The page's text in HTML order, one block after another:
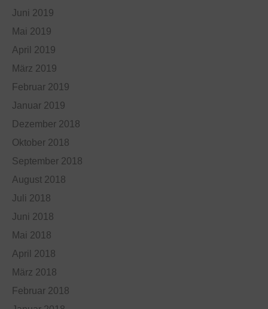
Juni 2019
Mai 2019
April 2019
März 2019
Februar 2019
Januar 2019
Dezember 2018
Oktober 2018
September 2018
August 2018
Juli 2018
Juni 2018
Mai 2018
April 2018
März 2018
Februar 2018